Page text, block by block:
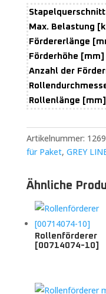
Max. Belastung
Fördererlänge
Förderhöhe [mm]
Anzahl der
Rollenlänge [mm]
Artikelnummer:
für Paket, GREY
Ähnliche
Rollenförderer
[00714074-10]